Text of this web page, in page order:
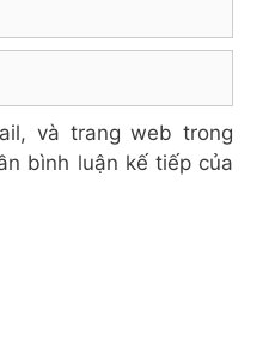
và trang web trong
bình luận kế tiếp của